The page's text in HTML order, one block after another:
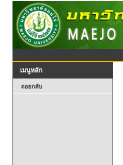
เมนูหลัก
ถอยกลับ